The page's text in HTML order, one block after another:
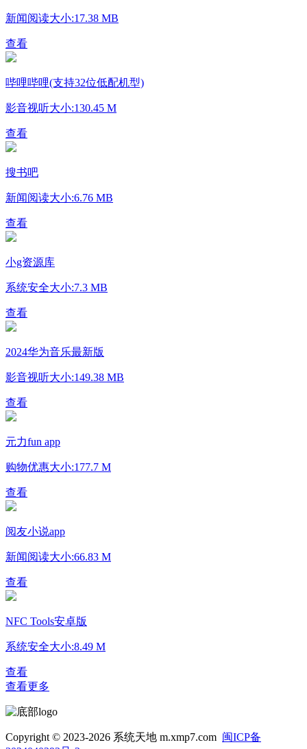
新闻阅读大小:17.38 MB
查看
哔哩哔哩(支持32位低配机型)
影音视听大小:130.45 M
查看
搜书吧
新闻阅读大小:6.76 MB
查看
小g资源库
系统安全大小:7.3 MB
查看
2024华为音乐最新版
影音视听大小:149.38 MB
查看
元力fun app
购物优惠大小:177.7 M
查看
阅友小说app
新闻阅读大小:66.83 M
查看
NFC Tools安卓版
系统安全大小:8.49 M
查看
查看更多
Copyright © 2023-2026 系统天地 m.xmp7.com 闽ICP备